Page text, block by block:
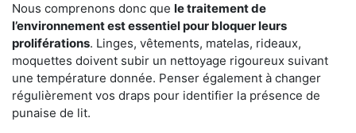
Nous comprenons donc que le traitement de
l’environnement est essentiel pour bloquer leurs
proliférations. Linges, vêtements, matelas, rideaux,
moquettes doivent subir un nettoyage rigoureux suivant
une température donnée. Penser également à changer
régulièrement vos draps pour identifier la présence de
punaise de lit.